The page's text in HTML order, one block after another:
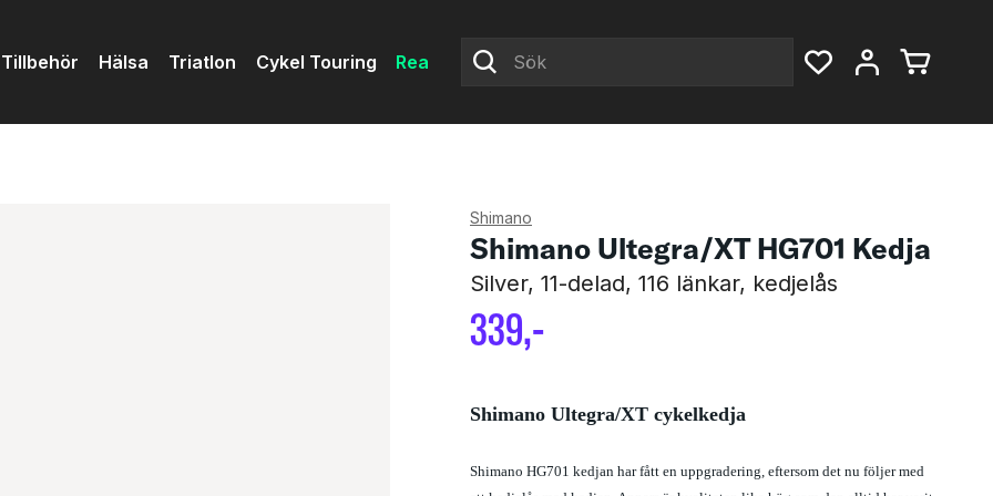
Tillbehör Hälsa Triatlon Cykel Touring Rea
Shimano
Shimano Ultegra/XT HG701 Kedja
Silver, 11-delad, 116 länkar, kedjelås
339,-
Shimano Ultegra/XT cykelkedja
Shimano HG701 kedjan har fått en uppgradering, eftersom det nu följer med